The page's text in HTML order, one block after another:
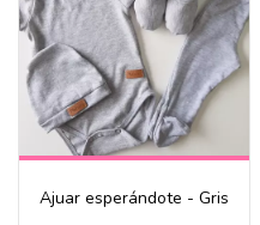
Ajuar esperándote - Gris